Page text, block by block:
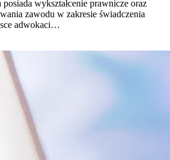
wykształcenie prawnicze oraz
zawodu w zakresie świadczenia
adwokaci…